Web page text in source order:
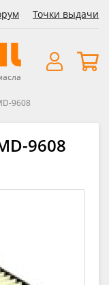
Точки выдачи
9608
9608